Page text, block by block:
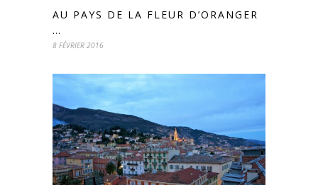
AU PAYS DE LA FLEUR D’ORANGER
…
8 FÉVRIER 2016